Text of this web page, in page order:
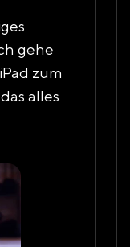
gehe
zum
alles